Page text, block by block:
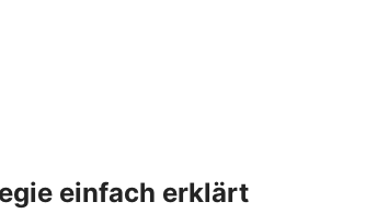
einfach erklärt